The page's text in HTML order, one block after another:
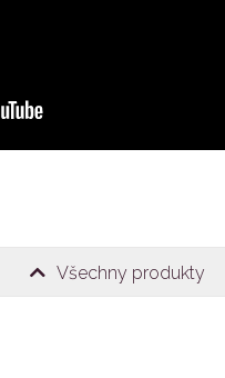
Všechny produkty